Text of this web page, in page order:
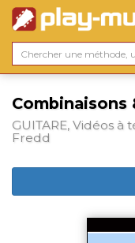
Combinaisons
GUITARE, Vidéos
Fredd